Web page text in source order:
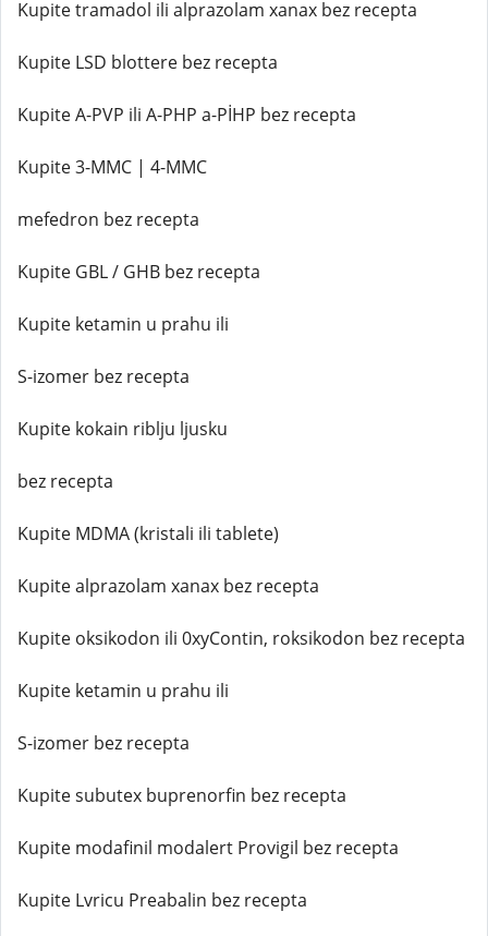
Kupite tramadol ili alprazolam xanax bez recepta
Kupite LSD blottere bez recepta
Kupite A-PVP ili A-PHP a-PİHP bez recepta
Kupite 3-MMC | 4-MMC
mefedron bez recepta
Kupite GBL / GHB bez recepta
Kupite ketamin u prahu ili
S-izomer bez recepta
Kupite kokain riblju ljusku
bez recepta
Kupite MDMA (kristali ili tablete)
Kupite alprazolam xanax bez recepta
Kupite oksikodon ili 0xyContin, roksikodon bez recepta
Kupite ketamin u prahu ili
S-izomer bez recepta
Kupite subutex buprenorfin bez recepta
Kupite modafinil modalert Provigil bez recepta
Kupite Lvricu Preabalin bez recepta